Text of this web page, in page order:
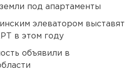
под апартаменты
элеватором выставят
в этом году
объявили в